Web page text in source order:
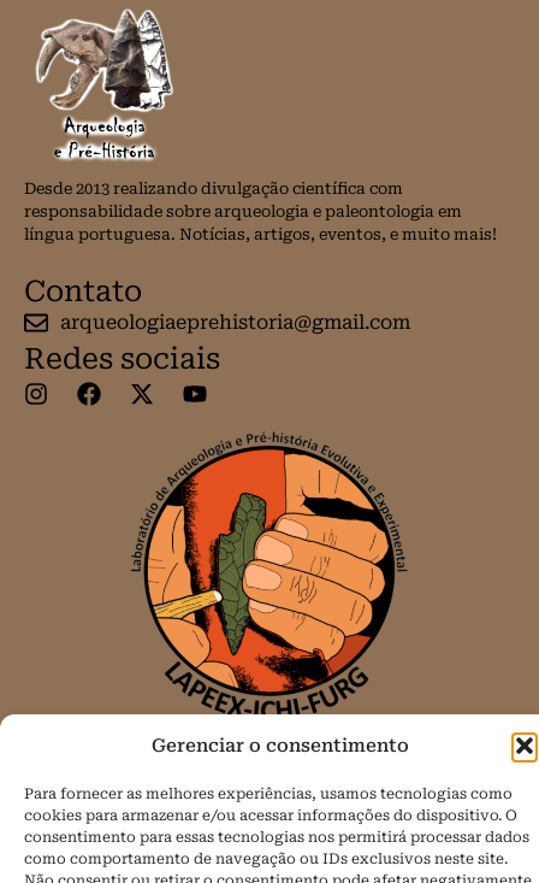
Gerenciar o consentimento
Para fornecer as melhores experiências, usamos tecnologias como
cookies para armazenar e/ou acessar informações do dispositivo. O
consentimento para essas tecnologias nos permitirá processar dados
como comportamento de navegação ou IDs exclusivos neste site.
Desde 2013 realizando divulgação científica com
responsabilidade sobre arqueologia e paleontologia em
língua portuguesa. Notícias, artigos, eventos, e muito mais!
Contato
arqueologiaeprehistoria@gmail.com
Redes sociais
Política de Cookies (BR)